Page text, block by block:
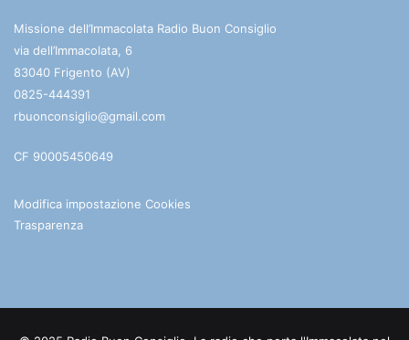
Missione dell’Immacolata Radio Buon Consiglio
via dell’Immacolata, 6
83040 Frigento (AV)
0825-444391
rbuonconsiglio@gmail.com
CF 90005450649
Modifica impostazione Cookies
Trasparenza